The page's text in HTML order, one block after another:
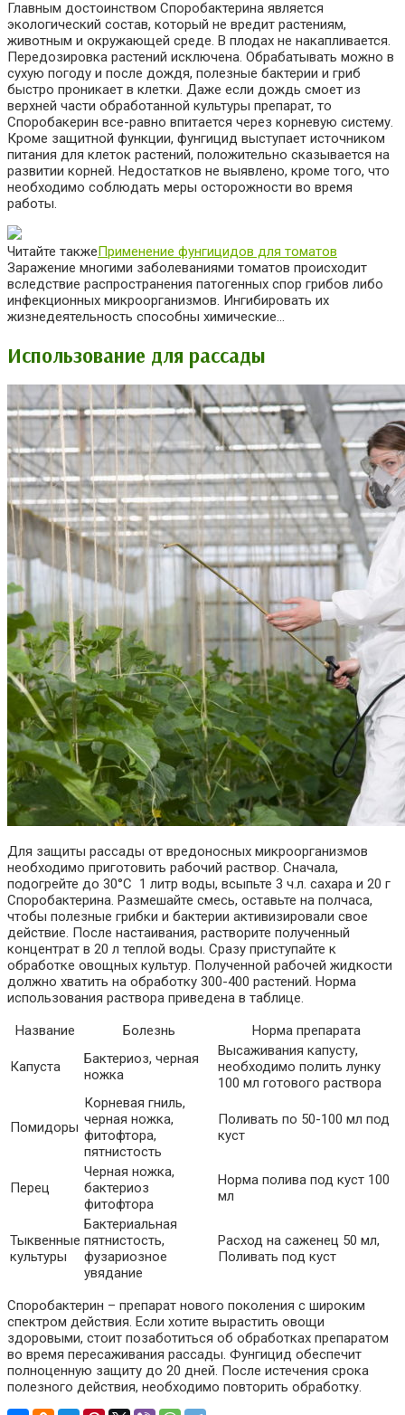
Главным достоинством Споробактерина является
экологический состав, который не вредит растениям,
животным и окружающей среде. В плодах не накапливается.
Передозировка растений исключена. Обрабатывать можно в
сухую погоду и после дождя, полезные бактерии и гриб
быстро проникает в клетки. Даже если дождь смоет из
верхней части обработанной культуры препарат, то
Споробакерин все-равно впитается через корневую систему.
Кроме защитной функции, фунгицид выступает источником
питания для клеток растений, положительно сказывается на
развитии корней. Недостатков не выявлено, кроме того, что
необходимо соблюдать меры осторожности во время
работы.
Читайте такжеПрименение фунгицидов для томатов
Заражение многими заболеваниями томатов происходит
вследствие распространения патогенных спор грибов либо
инфекционных микроорганизмов. Ингибировать их
жизнедеятельность способны химические…
Использование для рассады
Для защиты рассады от вредоносных микроорганизмов
необходимо приготовить рабочий раствор. Сначала,
подогрейте до 30°С 1 литр воды, всыпьте 3 ч.л. сахара и 20 г
Споробактерина. Размешайте смесь, оставьте на полчаса,
чтобы полезные грибки и бактерии активизировали свое
действие. После настаивания, растворите полученный
концентрат в 20 л теплой воды. Сразу приступайте к
обработке овощных культур. Полученной рабочей жидкости
должно хватить на обработку 300-400 растений. Норма
использования раствора приведена в таблице.
Название
Болезнь Норма препарата
Капуста
Бактериоз, черная
ножка
Высаживания капусту,
необходимо полить лунку
100 мл готового раствора
Помидоры
Корневая гниль,
черная ножка,
фитофтора,
пятнистость
Поливать по 50-100 мл под
куст
Перец
Черная ножка,
бактериоз
фитофтора
Норма полива под куст 100
мл
Тыквенные
культуры
Бактериальная
пятнистость,
фузариозное
увядание
Расход на саженец 50 мл,
Поливать под куст
Споробактерин – препарат нового поколения с широким
спектром действия. Если хотите вырастить овощи
здоровыми, стоит позаботиться об обработках препаратом
во время пересаживания рассады. Фунгицид обеспечит
полноценную защиту до 20 дней. После истечения срока
полезного действия, необходимо повторить обработку.